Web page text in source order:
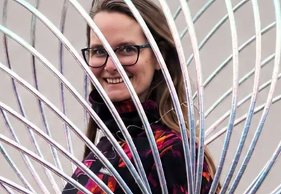
na vnitřním obvodu obruče. Mám
pásku stejné barvy jako je obruč,
fantazii a vybrat si pásku úplně
BARVU PROTISKLUZOVÉ PÁSKY
na mě obrátit ZDE.